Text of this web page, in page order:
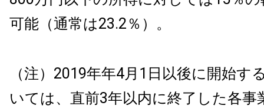
可能（通常は23.2％）。
（注）2019年年4月1日以後に開始す
いては、直前3年以内に終了した各事